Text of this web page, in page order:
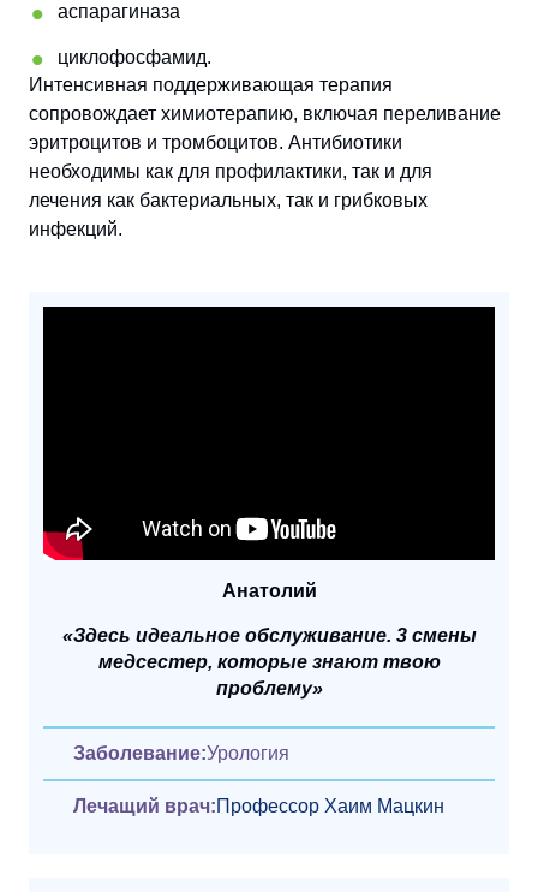
аспарагиназа
циклофосфамид.
Интенсивная поддерживающая терапия
сопровождает химиотерапию, включая переливание
эритроцитов и тромбоцитов. Антибиотики
необходимы как для профилактики, так и для
лечения как бактериальных, так и грибковых
инфекций.
Анатолий
«Здесь идеальное обслуживание. 3 смены
медсестер, которые знают твою
проблему»
Заболевание:Урология
Лечащий врач:Профессор Хаим Мацкин